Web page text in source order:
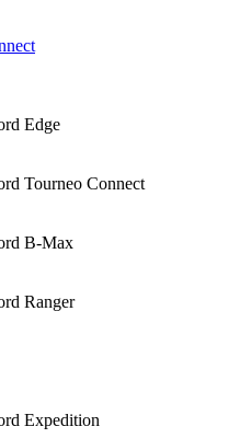
Edge
Tourneo Connect
B-Max
Ranger
Expedition